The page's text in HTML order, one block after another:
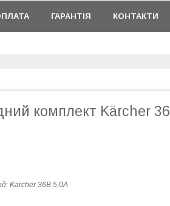
ГАРАНТІЯ КОНТАКТИ
комплект Kärcher
Kärcher 36В 5,0А